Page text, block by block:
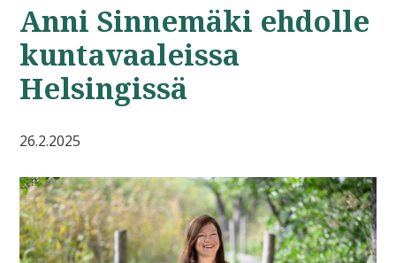
Anni Sinnemäki ehdolle
kuntavaaleissa
Helsingissä
26.2.2025